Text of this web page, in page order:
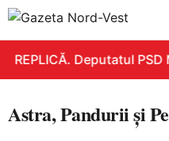
REPLICĂ. Deputatul
Astra, Pandurii şi